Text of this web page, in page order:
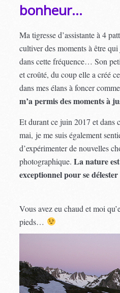
bonheur…
Ma tigresse d’assistante à 4
cultiver des moments à être
dans cette fréquence… Son
et croûté, du coup elle a créé
dans mes élans à foncer
m’a permis des moments à
Et durant ce juin 2017 et dans
mai, je me suis également
d’expérimenter de nouvelles
photographique.La nature
exceptionnel pour se
Vous avez eu chaud et moi
pieds…